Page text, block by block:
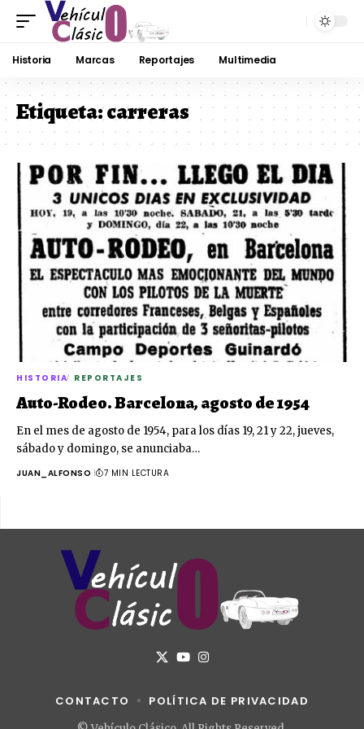
Historia Marcas Reportajes Multimedia
Etiqueta:carreras
HISTORIA REPORTAJES
Auto-Rodeo. Barcelona, agosto de 1954
En el mes de agosto de 1954, para los días 19, 21 y 22, jueves,
sábado y domingo, se anunciaba…
JUAN_ALFONSO 7 MIN LECTURA
CONTACTO POLÍTICA DE PRIVACIDAD